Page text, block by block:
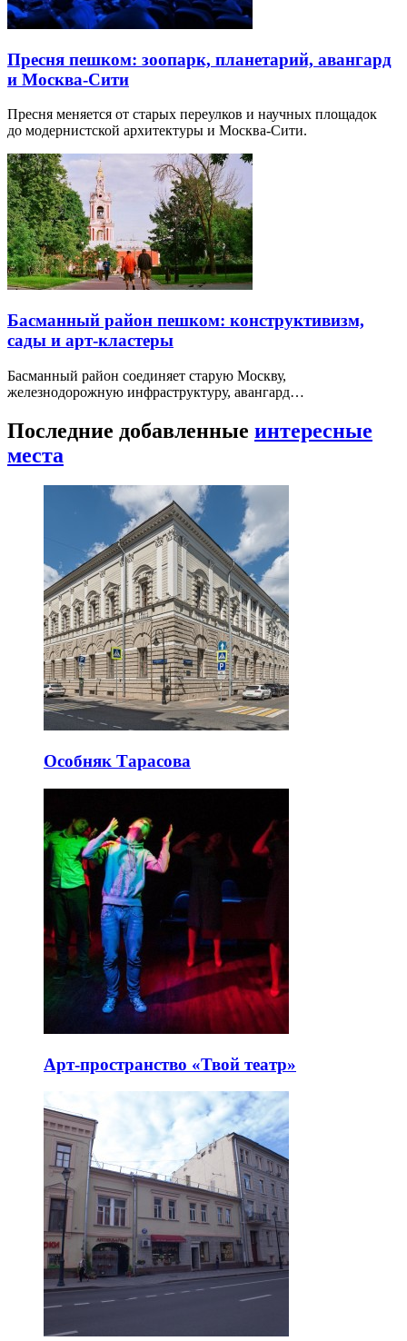
Пресня пешком: зоопарк, планетарий, авангард
и Москва-Сити
Пресня меняется от старых переулков и научных площадок
до модернистской архитектуры и Москва-Сити.
Басманный район пешком: конструктивизм,
сады и арт-кластеры
Басманный район соединяет старую Москву,
железнодорожную инфраструктуру, авангард…
Последние добавленные интересные
места
Особняк Тарасова
Арт-пространство «Твой театр»